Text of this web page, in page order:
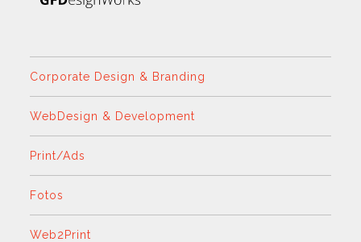
Corporate Design & Branding
WebDesign & Development
Print/Ads
Fotos
Web2Print